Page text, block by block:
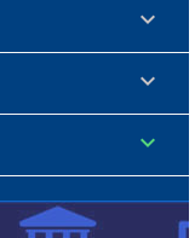


keyboard_arrow_down